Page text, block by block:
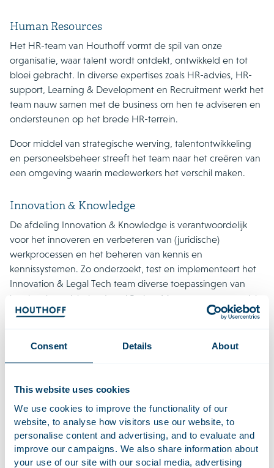
Consent Details About
This website uses cookies
We use cookies to improve the functionality of our
website, to analyse how visitors use our website, to
personalise content and advertising, and to evaluate and
improve our campaigns. We also share information about
your use of our site with our social media, advertising
Human Resources
Het HR-team van Houthoff vormt de spil van onze
organisatie, waar talent wordt ontdekt, ontwikkeld en tot
bloei gebracht. In diverse expertises zoals HR-advies, HR-
support, Learning & Development en Recruitment werkt het
team nauw samen met de business om hen te adviseren en
ondersteunen op het brede HR-terrein.
Door middel van strategische werving, talentontwikkeling
en personeelsbeheer streeft het team naar het creëren van
een omgeving waarin medewerkers het verschil maken.
Innovation & Knowledge
De afdeling Innovation & Knowledge is verantwoordelijk
voor het innoveren en verbeteren van (juridische)
werkprocessen en het beheren van kennis en
kennissystemen. Zo onderzoekt, test en implementeert het
Innovation & Legal Tech team diverse toepassingen van
legal tech en richt het Legal Project Management team zich
op het ondersteunen van collega’s en cliënten met behulp
Legal Design richt zich op het visualiseren van complexe
Helpdesk kunnen collega’s terecht voor hulp bij literatuur-
informatiebronnen.
IT